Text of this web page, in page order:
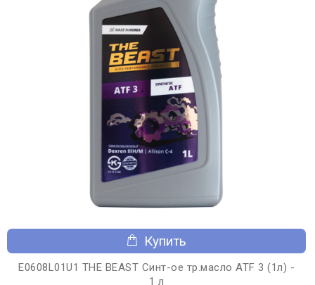
Купить
E0608L01U1 THE BEAST Синт-ое тр.масло ATF 3 (1л) -
1 л